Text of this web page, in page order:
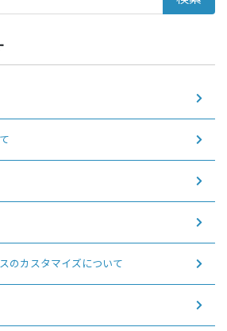
のカスタマイズについて